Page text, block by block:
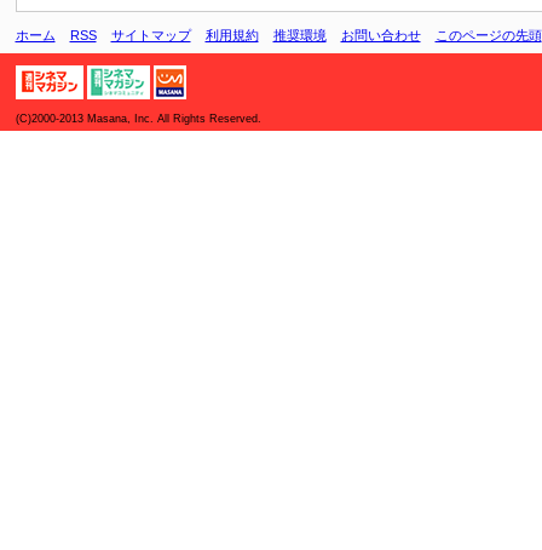
ホーム RSS サイトマップ 利用規約 推奨環境 お問い合わせ このページの先頭
(C)2000-2013 Masana, Inc. All Rights Reserved.